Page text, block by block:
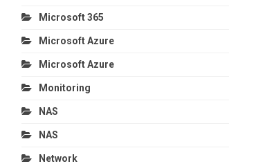
Microsoft 365
Microsoft Azure
Microsoft Azure
Monitoring
NAS
NAS
Network